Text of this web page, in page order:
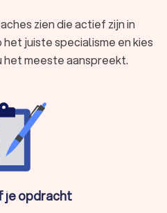
zien die actief zijn in
juiste specialisme en kies
meeste aanspreekt.
je opdracht